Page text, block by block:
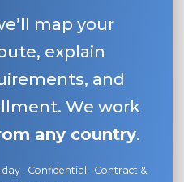
map your
explain
and
We work
any country.
· Confidential · Contract &